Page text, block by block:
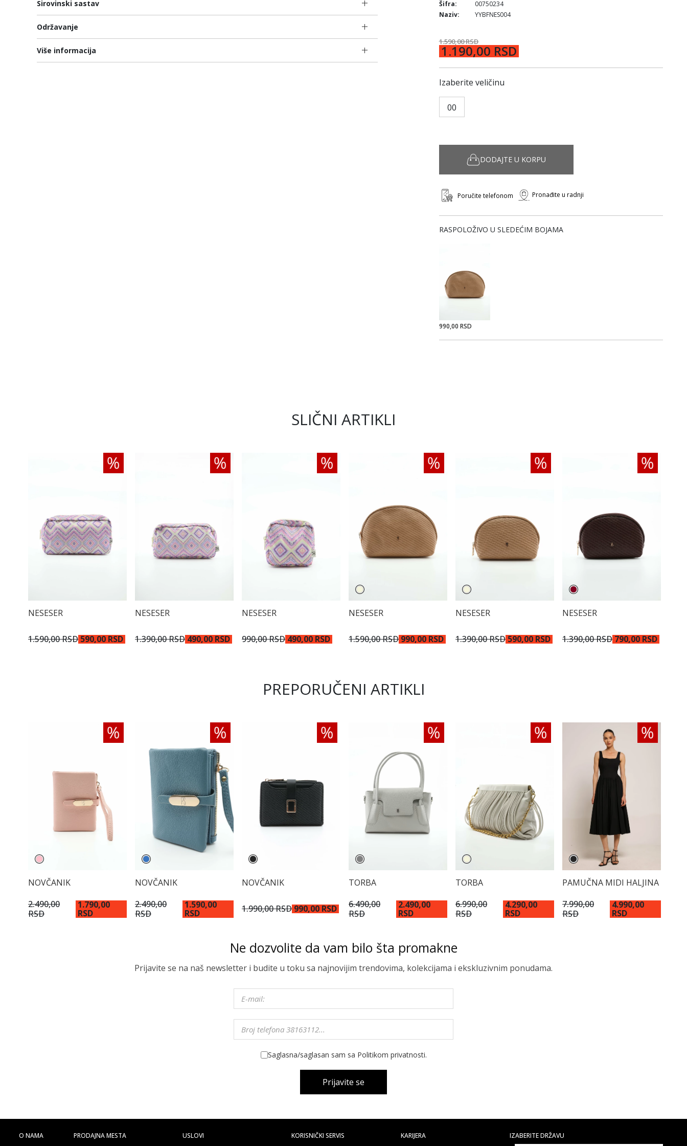
Sirovinski sastav
Održavanje
Više informacija
Šifra:
00750234
Naziv:
YYBFNES004
1.590,00 RSD
1.190,00 RSD
Izaberite veličinu
00
DODAJTE U KORPU
Poručite telefonom Pronađite u radnji
RASPOLOŽIVO U SLEDEĆIM BOJAMA
990,00 RSD
SLIČNI ARTIKLI
NESESER
1.590,00 RSD 590,00 RSD
NESESER
1.390,00 RSD 490,00 RSD
NESESER
990,00 RSD490,00 RSD
NESESER
1.590,00 RSD990,00 RSD
NESESER
1.390,00 RSD 590,00 RSD
NESESER
1.390,00 RSD790,00 RSD
PREPORUČENI ARTIKLI
NOVČANIK
2.490,00
RSD
1.790,00
RSD
NOVČANIK
2.490,00
RSD
1.590,00
RSD
NOVČANIK
1.990,00 RSD 990,00 RSD
TORBA
6.490,00
RSD
2.490,00
RSD
TORBA
6.990,00
RSD
4.290,00
RSD
PAMUČNA MIDI HALJINA
7.990,00
RSD
4.990,00
RSD
Ne dozvolite da vam bilo šta promakne
Prijavite se na naš newsletter i budite u toku sa najnovijim trendovima, kolekcijama i ekskluzivnim ponudama.
Saglasna/saglasan sam sa Politikom privatnosti.
Prijavite se
O NAMA
PRODAJNA MESTA
USLOVI
KORISNIČKI SERVIS
KARIJERA
IZABERITE DRŽAVU